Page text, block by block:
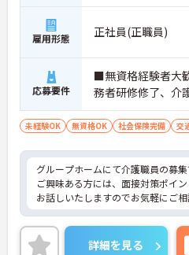
雇用形態 正社員(正職員)
応募要件
■無資格経験者大
務者研修修了、介
未経験OK 無資格OK 社会保険完備 交
グループホームにて介護職員の募集
ご興味ある方には、面接対策ポイ
お話しいたしますのでお気軽にご相
詳細を見る